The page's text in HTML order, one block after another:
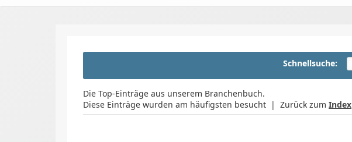
Schnellsuche:
Die Top-Einträge aus unserem Branchenbuch.
Diese Einträge wurden am häufigsten besucht | Zurück zum Index